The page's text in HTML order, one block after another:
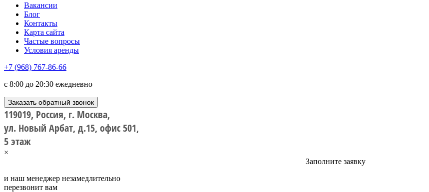
Вакансии
Блог
Контакты
Карта сайта
Частые вопросы
Условия аренды
+7 (968) 767-86-66
с 8:00 до 20:30 ежедневно
Заказать обратный звонок
119019, Россия, г. Москва,
ул. Новый Арбат, д.15, офис 501,
5 этаж
×
Заполните заявку
и наш менеджер незамедлительно
перезвонит вам